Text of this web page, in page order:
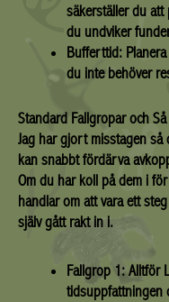
säkerställer du att
du undviker
Bufferttid:
du inte behöver
Standard Fallgropar och
Jag har gjort misstagen så
kan snabbt fördärva
Om du har koll på dem i
handlar om att vara ett
själv gått rakt in i.
Fallgrop 1: Alltför
tidsuppfattningen